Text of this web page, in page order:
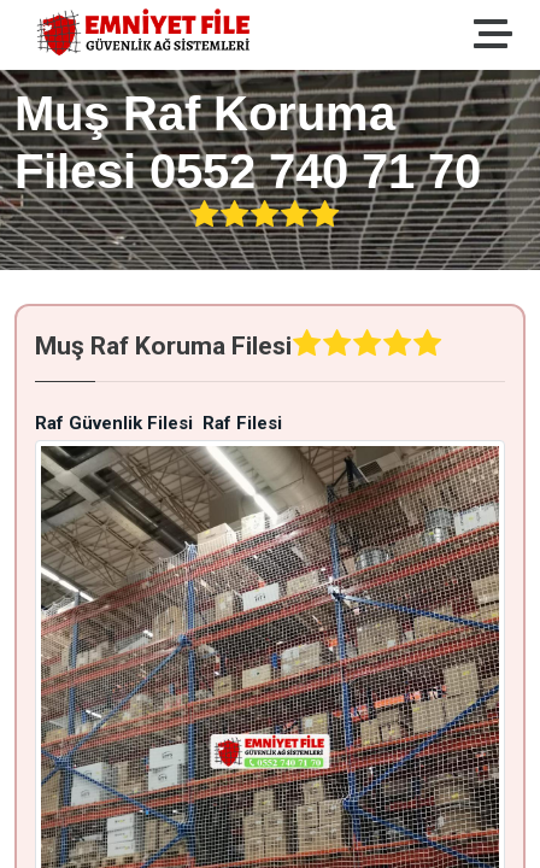
Muş Raf Koruma
Filesi 0552 740 71 70
Muş Raf Koruma Filesi
Raf Güvenlik Filesi Raf Filesi